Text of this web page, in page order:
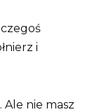
i
Ale nie masz